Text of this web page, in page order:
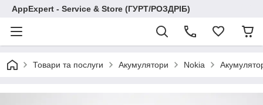
AppExpert - Service & Store (ГУРТ/РОЗДРІБ)
Товари та послуги Акумулятори Nokia